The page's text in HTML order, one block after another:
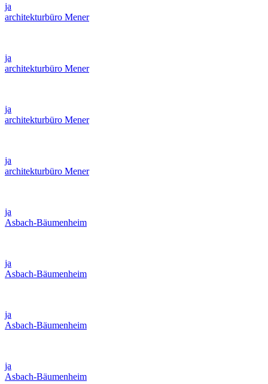
ja
architekturbüro Mener
ja
architekturbüro Mener
ja
architekturbüro Mener
ja
architekturbüro Mener
ja
Asbach-Bäumenheim
ja
Asbach-Bäumenheim
ja
Asbach-Bäumenheim
ja
Asbach-Bäumenheim